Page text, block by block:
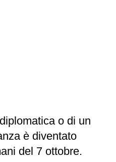
o di un
è diventato
del 7 ottobre.